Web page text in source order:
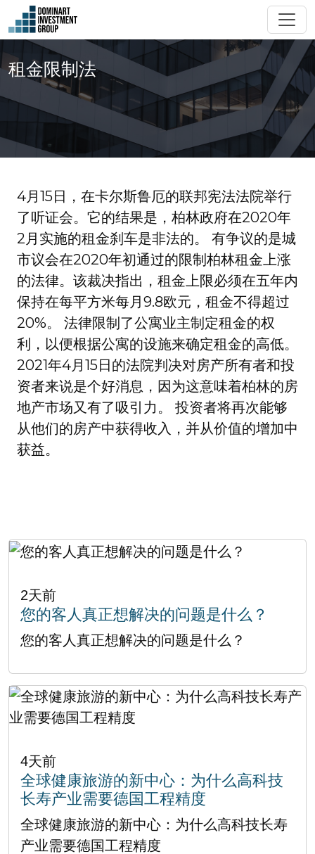
租金限制法
4月15日，在卡尔斯鲁厄的联邦宪法法院举行
了听证会。它的结果是，柏林政府在2020年
2月实施的租金刹车是非法的。 有争议的是城
市议会在2020年初通过的限制柏林租金上涨
的法律。该裁决指出，租金上限必须在五年内
保持在每平方米每月9.8欧元，租金不得超过
20%。 法律限制了公寓业主制定租金的权
利，以便根据公寓的设施来确定租金的高低。
2021年4月15日的法院判决对房产所有者和投
资者来说是个好消息，因为这意味着柏林的房
地产市场又有了吸引力。 投资者将再次能够
从他们的房产中获得收入，并从价值的增加中
获益。
2天前
您的客人真正想解决的问题是什么？
您的客人真正想解决的问题是什么？
4天前
全球健康旅游的新中心：为什么高科技
长寿产业需要德国工程精度
全球健康旅游的新中心：为什么高科技长寿
产业需要德国工程精度